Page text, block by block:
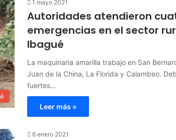
1 mayo 2021
Autoridades atendieron
emergencias en el sector
Ibagué
La maquinaria amarilla trabajo en San
Juan de la China, La Florida y Calambeo.
fuertes…
Leer más »
6 enero 2021